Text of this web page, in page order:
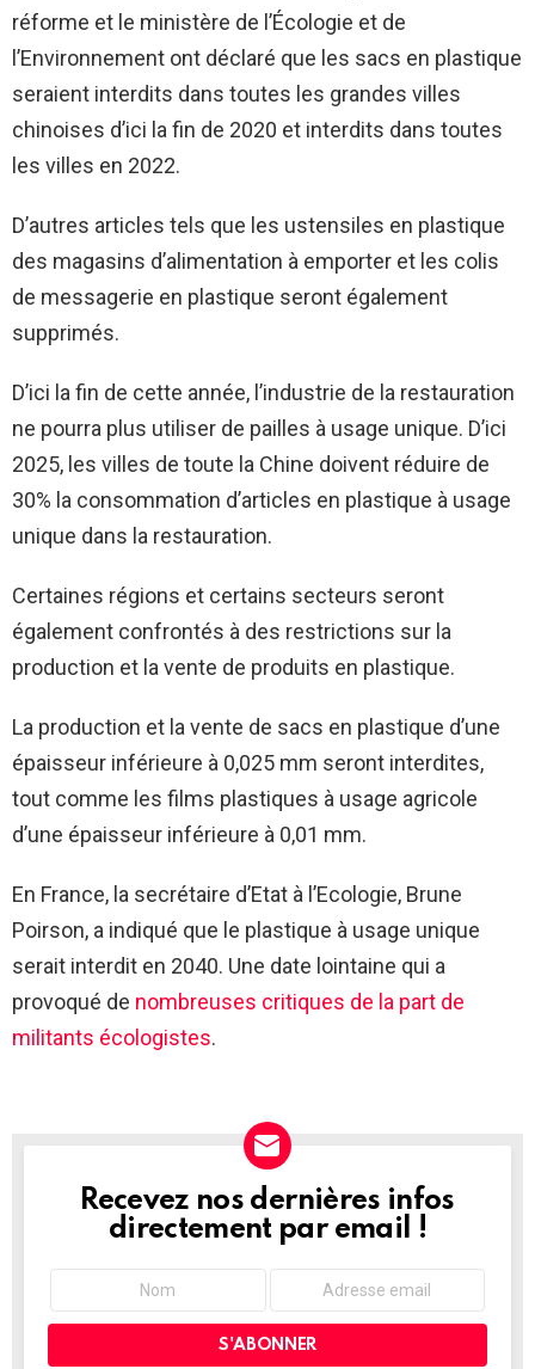
réforme et le ministère de l’Écologie et de
l’Environnement ont déclaré que les sacs en plastique
seraient interdits dans toutes les grandes villes
chinoises d’ici la fin de 2020 et interdits dans toutes
les villes en 2022.
D’autres articles tels que les ustensiles en plastique
des magasins d’alimentation à emporter et les colis
de messagerie en plastique seront également
supprimés.
D’ici la fin de cette année, l’industrie de la restauration
ne pourra plus utiliser de pailles à usage unique. D’ici
2025, les villes de toute la Chine doivent réduire de
30% la consommation d’articles en plastique à usage
unique dans la restauration.
Certaines régions et certains secteurs seront
également confrontés à des restrictions sur la
production et la vente de produits en plastique.
La production et la vente de sacs en plastique d’une
épaisseur inférieure à 0,025 mm seront interdites,
tout comme les films plastiques à usage agricole
d’une épaisseur inférieure à 0,01 mm.
En France, la secrétaire d’Etat à l’Ecologie, Brune
Poirson, a indiqué que le plastique à usage unique
serait interdit en 2040. Une date lointaine qui a
provoqué de nombreuses critiques de la part de
militants écologistes.
NEWSLETTER
Recevez nos dernières infos
directement par email !